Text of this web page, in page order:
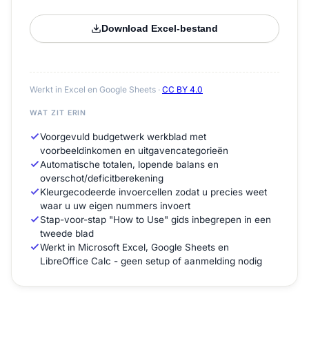
Download Excel-bestand
Werkt in Excel en Google Sheets · CC BY 4.0
WAT ZIT ERIN
Voorgevuld budgetwerk werkblad met
voorbeeldinkomen en uitgavencategorieën
Automatische totalen, lopende balans en
overschot/deficitberekening
Kleurgecodeerde invoercellen zodat u precies weet
waar u uw eigen nummers invoert
Stap-voor-stap "How to Use" gids inbegrepen in een
tweede blad
Werkt in Microsoft Excel, Google Sheets en
LibreOffice Calc - geen setup of aanmelding nodig